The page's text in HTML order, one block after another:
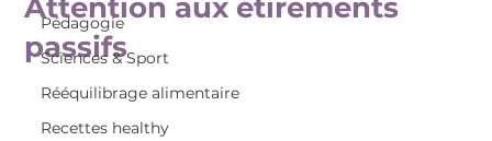
Pédagogie
Sciences & Sport
Rééquilibrage alimentaire
Recettes healthy
Attention aux étirements
passifs